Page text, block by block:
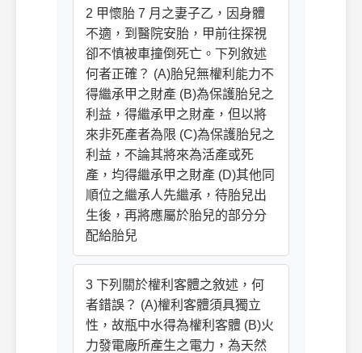
2 甲懷胎 7 月之妻子乙，因身體
不適，到醫院安胎，甲前往探視
卻不慎被車撞倒死亡。下列敘述
何者正確？ (A)胎兒無權利能力不
得繼承甲之財產 (B)為保護胎兒之
利益，得繼承甲之財產，但以將
來非死產者為限 (C)為保護胎兒之
利益，不論其將來為活產或死
產，均得繼承甲之財產 (D)其他同
順位之繼承人先繼承，待胎兒出
生後，再將應屬於胎兒的部分分
配給胎兒
3 下列關於權利客體之敘述，何
者錯誤？ (A)權利客體須具獨立
性，故瓶中水得為權利客體 (B)火
力發電廠所產生之電力，為天然